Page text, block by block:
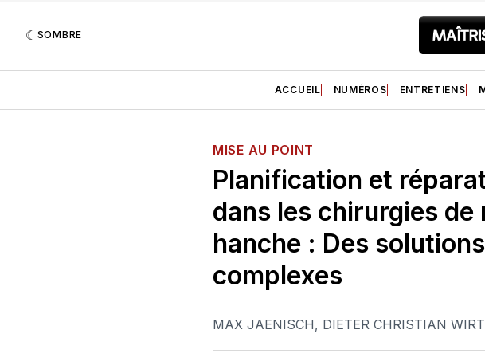
SOMBRE
ACCUEIL NUMÉROS ENTRETIENS
MISE AU POINT
Planification et
dans les chirurgies
hanche : Des
complexes
MAX JAENISCH, DIETER CHRISTIAN